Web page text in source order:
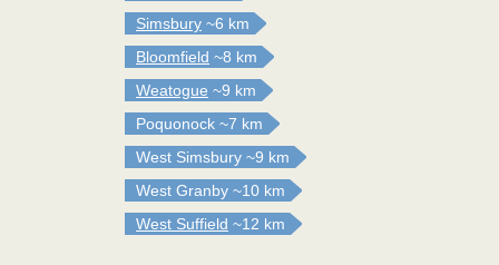
Simsbury ~6 km
Bloomfield ~8 km
Weatogue ~9 km
Poquonock ~7 km
West Simsbury ~9 km
West Granby ~10 km
West Suffield ~12 km